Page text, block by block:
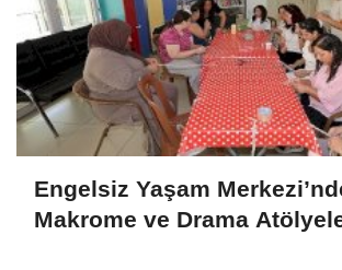
Engelsiz Yaşam
Makrome ve Drama